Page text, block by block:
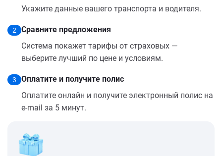
Укажите данные вашего транспорта и водителя.
2
Сравните предложения
Система покажет тарифы от страховых —
выберите лучший по цене и условиям.
3
Оплатите и получите полис
Оплатите онлайн и получите электронный полис на
e-mail за 5 минут.